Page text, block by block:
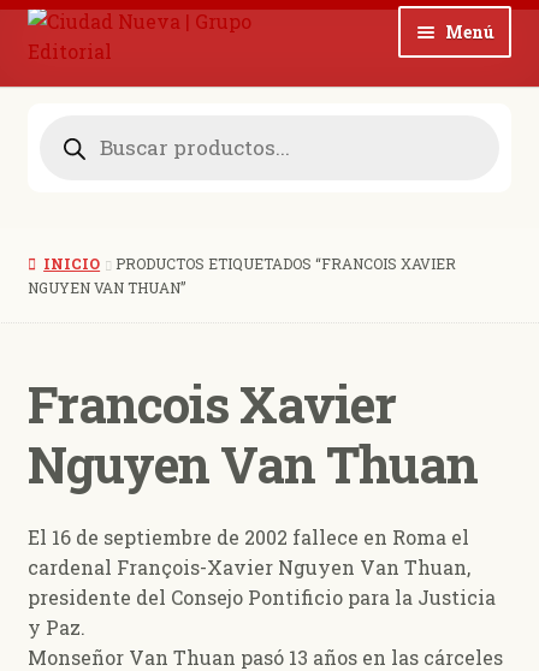
Ir
a
la
Ir
al
contenido
Menú
Colecciones
Blog
Contacto
0 productos $ 0,00
productos
INICIO
PRODUCTOS ETIQUETADOS “FRANCOIS XAVIER
NGUYEN VAN THUAN”
Francois Xavier
Nguyen Van Thuan
El 16 de septiembre de 2002 fallece en Roma el
cardenal François-Xavier Nguyen Van Thuan,
presidente del Consejo Pontificio para la Justicia
y Paz.
Monseñor Van Thuan pasó 13 años en las cárceles